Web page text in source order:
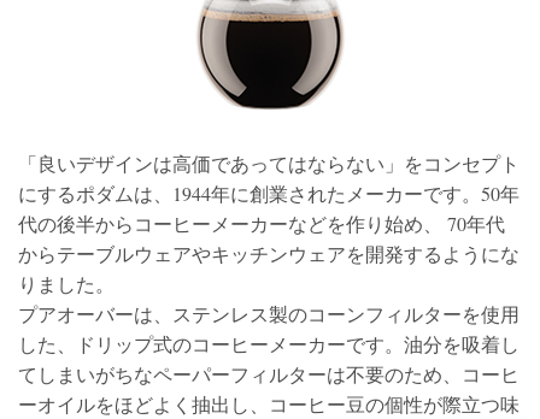
「良いデザインは高価であってはならない」をコンセプト
にするポダムは、1944年に創業されたメーカーです。50年
代の後半からコーヒーメーカーなどを作り始め、 70年代
からテーブルウェアやキッチンウェアを開発するようにな
りました。
プアオーバーは、ステンレス製のコーンフィルターを使用
した、ドリップ式のコーヒーメーカーです。油分を吸着し
てしまいがちなペーパーフィルターは不要のため、コーヒ
ーオイルをほどよく抽出し、コーヒー豆の個性が際立つ味